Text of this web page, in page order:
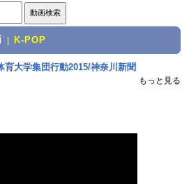
K-POP
育大学集団行動2015/神奈川新聞
もっと見る